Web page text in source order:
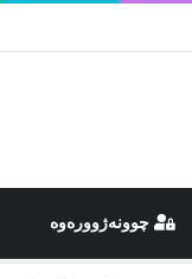
چوونەژوورەوە